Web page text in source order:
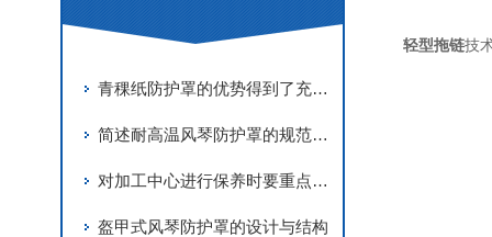
青稞纸防护罩的优势得到了充分的发挥
简述耐高温风琴防护罩的规范安装步骤
对加工中心进行保养时要重点关注以下部件
盔甲式风琴防护罩的设计与结构
轻型拖链技